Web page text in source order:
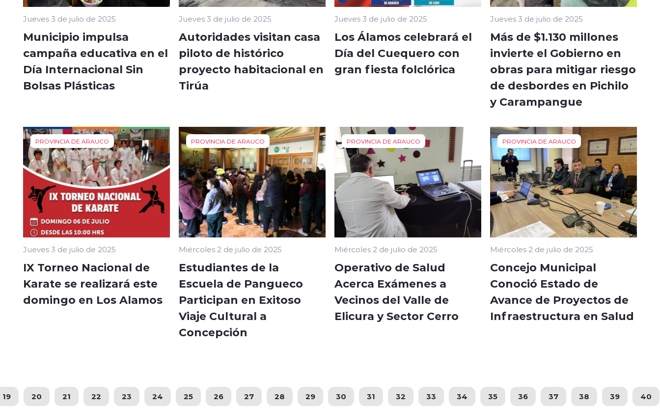
Jueves 3 de julio de 2025
Municipio impulsa
campaña educativa en el
Día Internacional Sin
Bolsas Plásticas
Jueves 3 de julio de 2025
Autoridades visitan casa
piloto de histórico
proyecto habitacional en
Tirúa
Jueves 3 de julio de 2025
Los Álamos celebrará el
Día del Cuequero con
gran fiesta folclórica
Jueves 3 de julio de 2025
Más de $1.130 millones
invierte el Gobierno en
obras para mitigar riesgo
de desbordes en Pichilo
y Carampangue
PROVINCIA DE ARAUCO
Jueves 3 de julio de 2025
IX Torneo Nacional de
Karate se realizará este
domingo en Los Alamos
PROVINCIA DE ARAUCO
Miércoles 2 de julio de 2025
Estudiantes de la
Escuela de Pangueco
Participan en Exitoso
Viaje Cultural a
Concepción
PROVINCIA DE ARAUCO
Miércoles 2 de julio de 2025
Operativo de Salud
Acerca Exámenes a
Vecinos del Valle de
Elicura y Sector Cerro
PROVINCIA DE ARAUCO
Miércoles 2 de julio de 2025
Concejo Municipal
Conoció Estado de
Avance de Proyectos de
Infraestructura en Salud
19 20 21 22 23 24 25 26 27 28 29 30 31 32 33 34 35 36 37 38 39 40